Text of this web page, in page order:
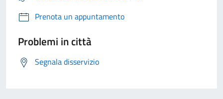
Prenota un appuntamento
Problemi in città
Segnala disservizio